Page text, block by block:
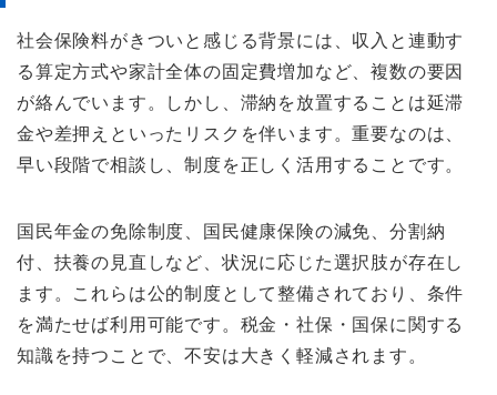
社会保険料がきついと感じる背景には、収入と連動す
る算定方式や家計全体の固定費増加など、複数の要因
が絡んでいます。しかし、滞納を放置することは延滞
金や差押えといったリスクを伴います。重要なのは、
早い段階で相談し、制度を正しく活用することです。
国民年金の免除制度、国民健康保険の減免、分割納
付、扶養の見直しなど、状況に応じた選択肢が存在し
ます。これらは公的制度として整備されており、条件
を満たせば利用可能です。税金・社保・国保に関する
知識を持つことで、不安は大きく軽減されます。